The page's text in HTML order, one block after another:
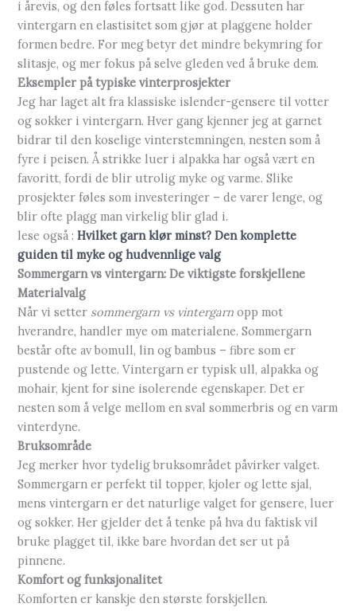
i årevis, og den føles fortsatt like god. Dessuten har
vintergarn en elastisitet som gjør at plaggene holder
formen bedre. For meg betyr det mindre bekymring for
slitasje, og mer fokus på selve gleden ved å bruke dem.
Eksempler på typiske vinterprosjekter
Jeg har laget alt fra klassiske islender-gensere til votter
og sokker i vintergarn. Hver gang kjenner jeg at garnet
bidrar til den koselige vinterstemningen, nesten som å
fyre i peisen. Å strikke luer i alpakka har også vært en
favoritt, fordi de blir utrolig myke og varme. Slike
prosjekter føles som investeringer – de varer lenge, og
blir ofte plagg man virkelig blir glad i.
lese også :Hvilket garn klør minst? Den komplette
guiden til myke og hudvennlige valg
Sommergarn vs vintergarn: De viktigste forskjellene
Materialvalg
Når vi setter sommergarn vs vintergarn opp mot
hverandre, handler mye om materialene. Sommergarn
består ofte av bomull, lin og bambus – fibre som er
pustende og lette. Vintergarn er typisk ull, alpakka og
mohair, kjent for sine isolerende egenskaper. Det er
nesten som å velge mellom en sval sommerbris og en varm
vinterdyne.
Bruksområde
Jeg merker hvor tydelig bruksområdet påvirker valget.
Sommergarn er perfekt til topper, kjoler og lette sjal,
mens vintergarn er det naturlige valget for gensere, luer
og sokker. Her gjelder det å tenke på hva du faktisk vil
bruke plagget til, ikke bare hvordan det ser ut på
pinnene.
Komfort og funksjonalitet
Komforten er kanskje den største forskjellen.